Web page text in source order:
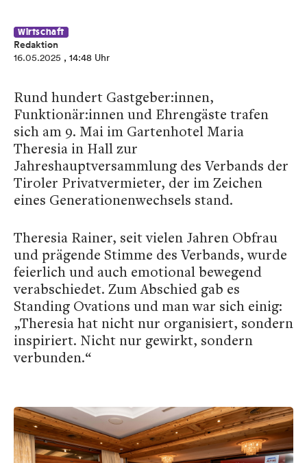
Wirtschaft
Redaktion
16.05.2025 , 14:48 Uhr
Rund hundert Gastgeber:innen,
Funktionär:innen und Ehrengäste trafen
sich am 9. Mai im Gartenhotel Maria
Theresia in Hall zur
Jahreshauptversammlung des Verbands der
Tiroler Privatvermieter, der im Zeichen
eines Generationenwechsels stand.
Theresia Rainer, seit vielen Jahren Obfrau
und prägende Stimme des Verbands, wurde
feierlich und auch emotional bewegend
verabschiedet. Zum Abschied gab es
Standing Ovations und man war sich einig:
„Theresia hat nicht nur organisiert, sondern
inspiriert. Nicht nur gewirkt, sondern
verbunden.“